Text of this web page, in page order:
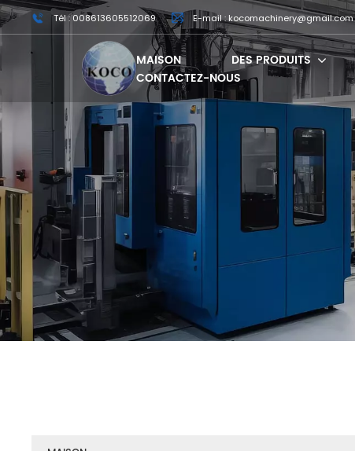
Tél : 008613605512069 E-mail : kocomachinery@gmail.com
MAISON DES PRODUITS
CONTACTEZ-NOUS